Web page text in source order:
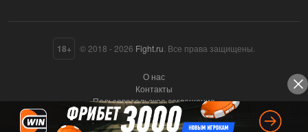
18+ © 2018 - 2026 Fight.ru . Все права защищены.
О нас
Контакты
Пользовательское соглашение
Политика конфиденциальности